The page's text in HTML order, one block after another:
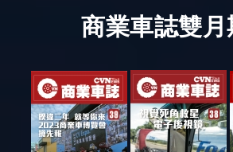
商業車誌雙月